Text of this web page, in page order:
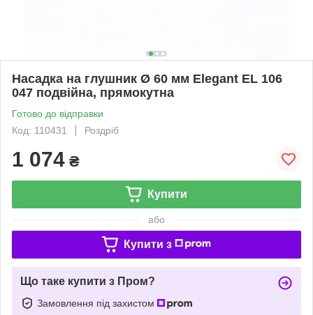
Насадка на глушник Ø 60 мм Elegant EL 106
047 подвійна, прямокутна
Готово до відправки
Код: 110431
Роздріб
1 074 ₴
Купити
або
Купити з
Що таке купити з Пром?
Замовлення під захистом